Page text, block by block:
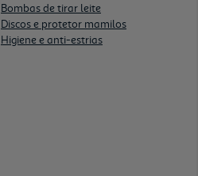
Bombas de tirar leite
Discos e protetor mamilos
Higiene e anti-estrias